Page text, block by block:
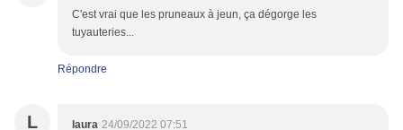
C'est vrai que les pruneaux à jeun, ça dégorge les
tuyauteries...
Répondre
L laura 24/09/2022 07:51